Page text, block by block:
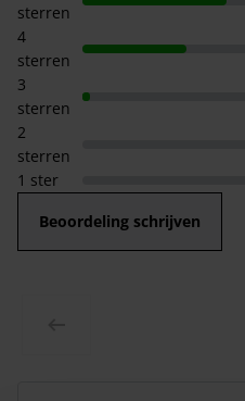
sterren
4
sterren
3
sterren
2
sterren
1 ster
Beoordeling schrijven